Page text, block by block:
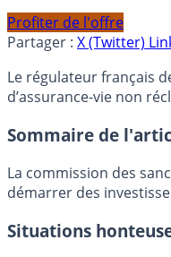
Profiter de l'offre
Partager : X (Twitter)
Le régulateur français
d’assurance-vie non
Sommaire de
La commission des
démarrer des
Situations